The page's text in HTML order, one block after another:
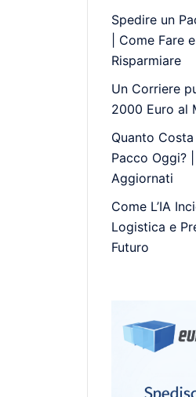
Spedire un
| Come Fare
Risparmiare
Un Corriere
2000 Euro al
Quanto
Pacco Oggi?
Aggiornati
Come L’IA
Logistica e
Futuro